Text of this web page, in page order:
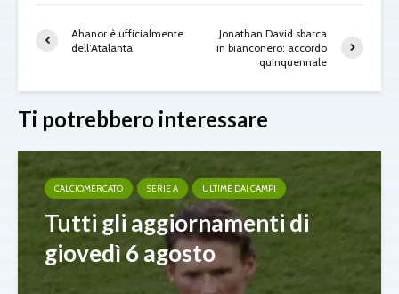
Ahanor è ufficialmente
dell’Atalanta
Jonathan David sbarca
in bianconero: accordo
quinquennale
Ti potrebbero interessare
CALCIOMERCATO SERIE A ULTIME DAI CAMPI
Tutti gli aggiornamenti di
giovedì 6 agosto